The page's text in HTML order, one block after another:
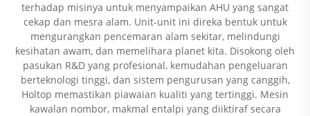
terhadap misinya untuk menyampaikan AHU yang sangat
cekap dan mesra alam. Unit-unit ini direka bentuk untuk
mengurangkan pencemaran alam sekitar, melindungi
kesihatan awam, dan memelihara planet kita. Disokong oleh
pasukan R&D yang profesional, kemudahan pengeluaran
berteknologi tinggi, dan sistem pengurusan yang canggih,
Holtop memastikan piawaian kualiti yang tertinggi. Mesin
kawalan nombor, makmal entalpi yang diiktiraf secara